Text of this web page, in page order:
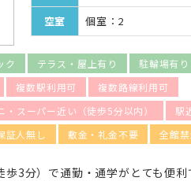
空室
個室：2
ク テラス・屋上有り 駐輪場有り
複数駅利用可
複数路線利用可
・スーパー近い（徒歩5分以内）
駅
証人無し 敷金・礼金不要 全館
3分）で通勤・通学がとても便